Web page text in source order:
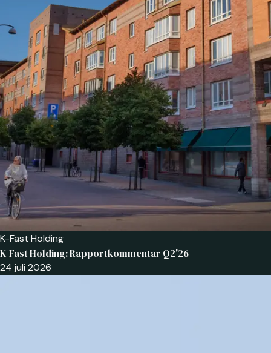
K-Fast Holding
K-Fast Holding: Rapportkommentar Q2'26
24 juli 2026